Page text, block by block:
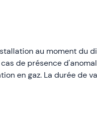
au moment du
de présence
en gaz. La durée de